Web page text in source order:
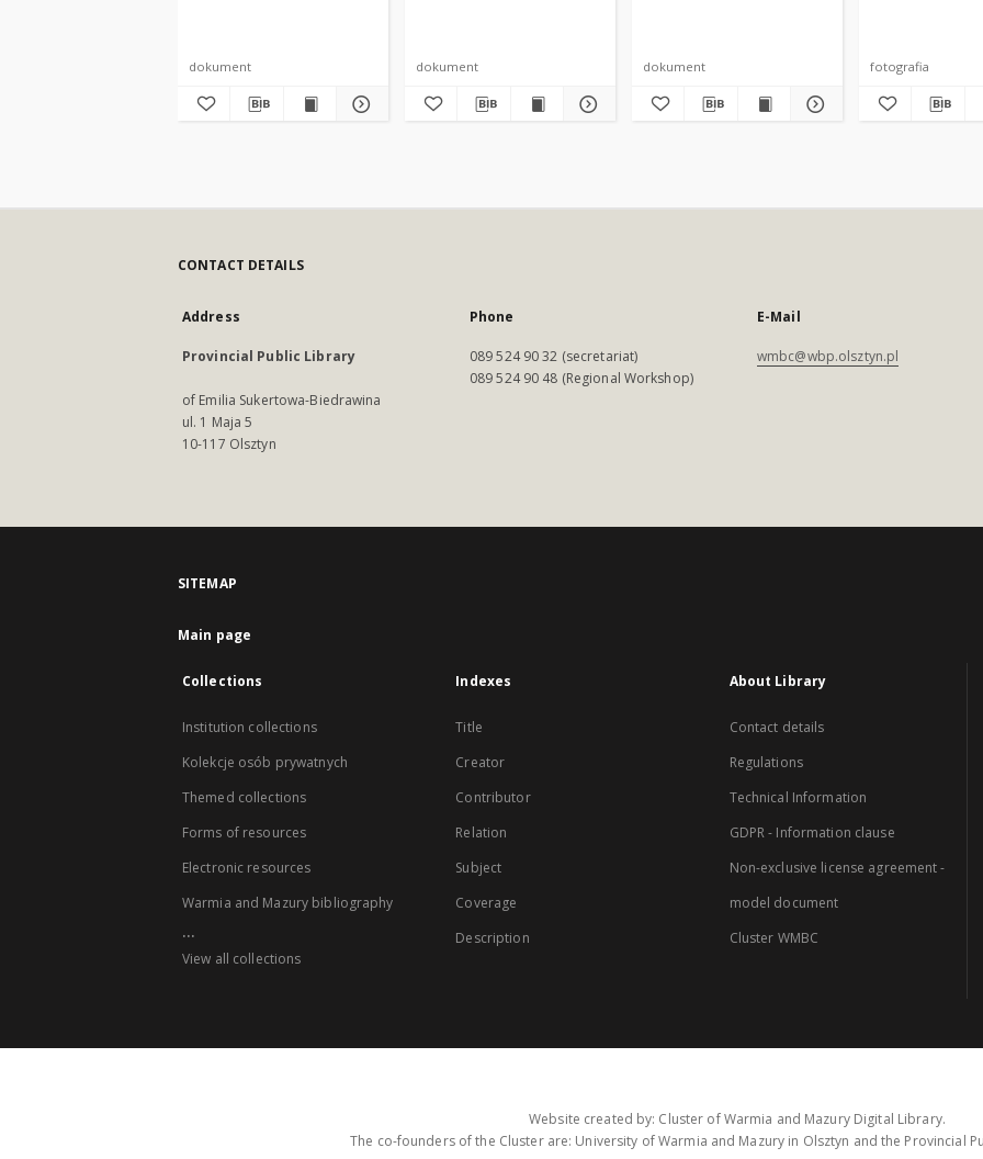
dokument dokument dokument fotografia
CONTACT DETAILS
Address
Provincial Public Library
of Emilia Sukertowa-Biedrawina
ul. 1 Maja 5
10-117 Olsztyn
Phone
089 524 90 32 (secretariat)
089 524 90 48 (Regional Workshop)
E-Mail
wmbc@wbp.olsztyn.pl
SITEMAP
Main page
Collections
Institution collections
Kolekcje osób prywatnych
Themed collections
Forms of resources
Electronic resources
Warmia and Mazury bibliography
...
View all collections
Indexes
Title
Creator
Contributor
Relation
Subject
Coverage
Description
About Library
Contact details
Regulations
Technical Information
GDPR - Information clause
Non-exclusive license agreement -
model document
Cluster WMBC
Website created by: Cluster of Warmia and Mazury Digital Library.
The co-founders of the Cluster are: University of Warmia and Mazury in Olsztyn and the Provincial